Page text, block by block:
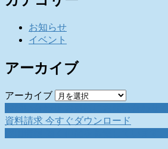
お知らせ
イベント
アーカイブ
アーカイブ
資料請求 今すぐダウンロード